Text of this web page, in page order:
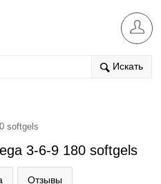
Искать
softgels
3-6-9 180 softgels
Отзывы